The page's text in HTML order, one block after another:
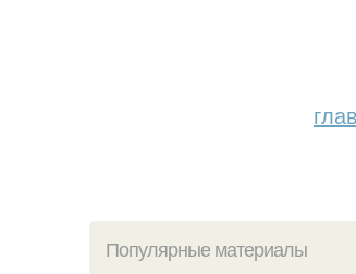
Популярные материалы